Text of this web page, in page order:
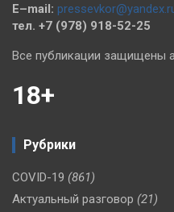
E–mail:
тел. +7 (978) 918-52-25
Все публикации защищены
18+
Рубрики
COVID-19 (861)
Актуальный разговор (21)